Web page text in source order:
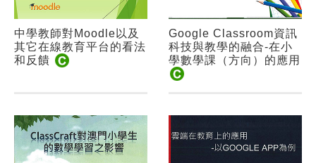
中學教師對Moodle以及
其它在線教育平台的看法
和反饋
Google Classroom資訊
科技與教學的融合-在小
學數學課（方向）的應用